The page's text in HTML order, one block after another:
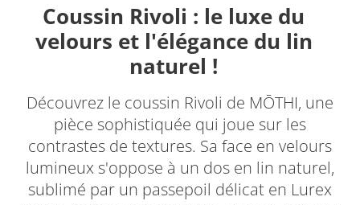
Coussin Rivoli : le luxe du
velours et l'élégance du lin
naturel !
Découvrez le coussin Rivoli de MŌTHI, une
pièce sophistiquée qui joue sur les
contrastes de textures. Sa face en velours
lumineux s'oppose à un dos en lin naturel,
sublimé par un passepoil délicat en Lurex